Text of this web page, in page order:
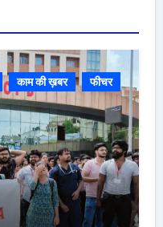
काम की ख़बर फीचर